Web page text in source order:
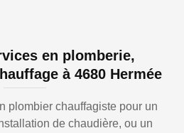
en plomberie,
à 4680 Hermée
plombier chauffagiste pour un
de chaudière, ou un